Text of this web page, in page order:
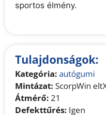
sportos élmény.
Tulajdonságok:
Kategória: autógumi
Mintázat: ScorpWin
Átmérő: 21
Defekttűrés: Igen